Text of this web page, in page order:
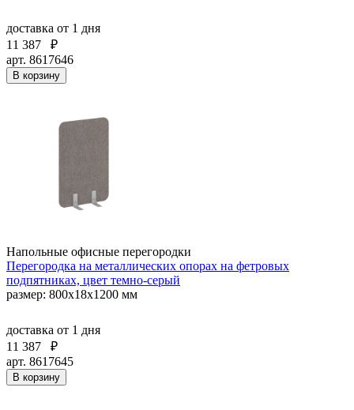
доставка от 1 дня
11 387
₽
арт. 8617646
В корзину
Напольные офисные перегородки
Перегородка на металлических опорах на фетровых
подпятниках, цвет темно-серый
размер: 800x18x1200 мм
доставка от 1 дня
11 387
₽
арт. 8617645
В корзину